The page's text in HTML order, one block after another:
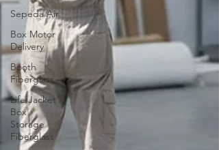
Sepeda Air
Box Motor
Delivery
Booth
Fiberglass
Life Jacket
Box
Storage
Fiberglass